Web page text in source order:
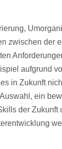
zwischen der
aufgrund
in Zukunft
ein
der Zukunft